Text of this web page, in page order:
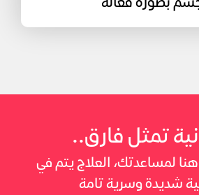
بصورة فعالة
تمثل فارق..
لمساعدتك، العلاج يتم في
شديدة وسرية تامة